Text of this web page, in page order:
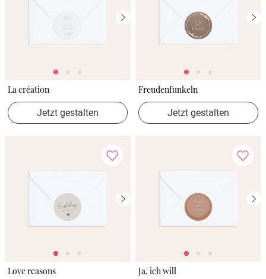
La création
Jetzt gestalten
Freudenfunkeln
Jetzt gestalten
Love reasons Ja, ich will